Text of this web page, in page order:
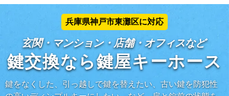
兵庫県神戸市東灘区に対応
玄関・マンション・店舗・オフィスなど
鍵交換なら鍵屋キーホース
鍵をなくした、引っ越しで鍵を替えたい、古い鍵を防犯性